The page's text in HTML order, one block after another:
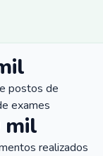
postos de
exames
mil
realizados